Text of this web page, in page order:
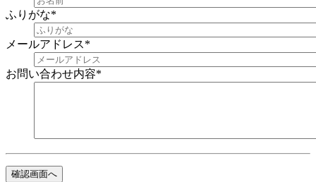
ふりがな*
メールアドレス*
お問い合わせ内容*